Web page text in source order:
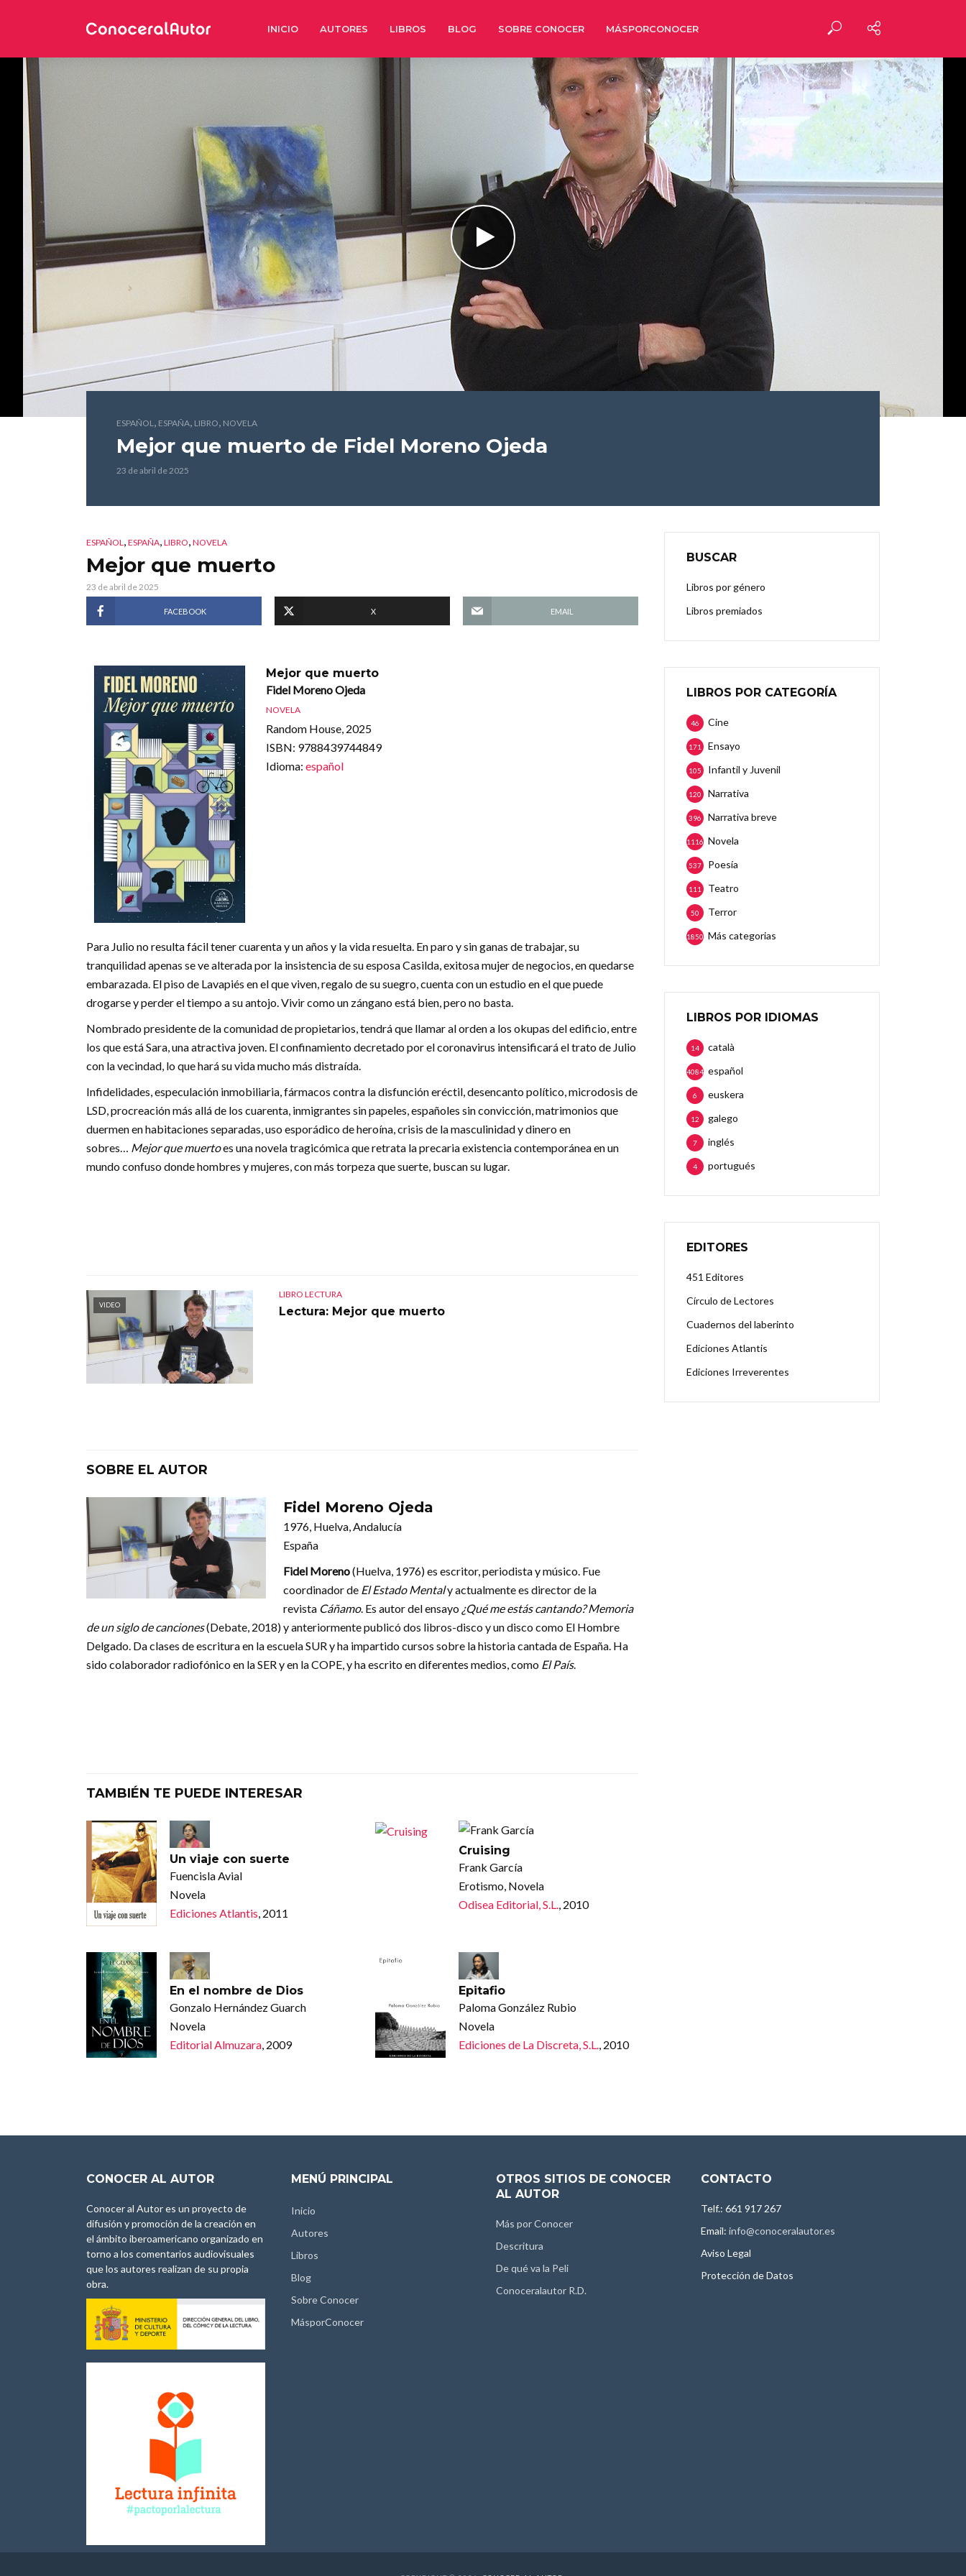
INICIO AUTORES LIBROS BLOG SOBRE CONOCER MÁSPORCONOCER
ESPAÑOL, ESPAÑA, LIBRO, NOVELA
Mejor que muerto de Fidel Moreno Ojeda
23 de abril de 2025
ESPAÑOL, ESPAÑA, LIBRO, NOVELA
Mejor que muerto
23 de abril de 2025
FACEBOOK X EMAIL
Mejor que muerto
Fidel Moreno Ojeda
NOVELA
Random House, 2025
ISBN: 9788439744849
Idioma: español
Para Julio no resulta fácil tener cuarenta y un años y la vida resuelta. En paro y sin ganas de trabajar, su
tranquilidad apenas se ve alterada por la insistencia de su esposa Casilda, exitosa mujer de negocios, en quedarse
embarazada. El piso de Lavapiés en el que viven, regalo de su suegro, cuenta con un estudio en el que puede
drogarse y perder el tiempo a su antojo. Vivir como un zángano está bien, pero no basta.
Nombrado presidente de la comunidad de propietarios, tendrá que llamar al orden a los okupas del edificio, entre
los que está Sara, una atractiva joven. El confinamiento decretado por el coronavirus intensificará el trato de Julio
con la vecindad, lo que hará su vida mucho más distraída.
Infidelidades, especulación inmobiliaria, fármacos contra la disfunción eréctil, desencanto político, microdosis de
LSD, procreación más allá de los cuarenta, inmigrantes sin papeles, españoles sin convicción, matrimonios que
duermen en habitaciones separadas, uso esporádico de heroína, crisis de la masculinidad y dinero en
sobres… Mejor que muertoes una novela tragicómica que retrata la precaria existencia contemporánea en un
mundo confuso donde hombres y mujeres, con más torpeza que suerte, buscan su lugar.
VIDEO
LIBRO LECTURA
Lectura: Mejor que muerto
SOBRE EL AUTOR
Fidel Moreno Ojeda
1976, Huelva, Andalucía
España
Fidel Moreno(Huelva, 1976) es escritor, periodista y músico. Fue
coordinador de El Estado Mentaly actualmente es director de la
revista Cáñamo. Es autor del ensayo ¿Qué me estás cantando? Memoria
de un siglo de canciones(Debate, 2018) y anteriormente publicó dos libros-disco y un disco como El Hombre
Delgado. Da clases de escritura en la escuela SUR y ha impartido cursos sobre la historia cantada de España. Ha
sido colaborador radiofónico en la SER y en la COPE, y ha escrito en diferentes medios, como El País.
TAMBIÉN TE PUEDE INTERESAR
Un viaje con suerte
Fuencisla Avial
Novela
Ediciones Atlantis , 2011
Cruising
Frank García
Erotismo, Novela
Odisea Editorial, S.L., 2010
En el nombre de Dios
Gonzalo Hernández Guarch
Novela
Editorial Almuzara, 2009
Epitafio
Paloma González Rubio
Novela
Ediciones de La Discreta, S.L.
, 2010
BUSCAR
Libros por género
Libros premiados
LIBROS POR CATEGORÍA
Cine
46
Ensayo
171
Infantil y Juvenil
105
Narrativa
120
Narrativa breve
396
Novela
1116
Poesía
537
Teatro
111
Terror
50
Más categorias
1850
LIBROS POR IDIOMAS
català
14
español
4084
euskera
6
galego
12
inglés
7
portugués
4
EDITORES
451 Editores
Círculo de Lectores
Cuadernos del laberinto
Ediciones Atlantis
Ediciones Irreverentes
CONOCER AL AUTOR
Conocer al Autor es un proyecto de
difusión y promoción de la creación en
el ámbito iberoamericano organizado en
torno a los comentarios audiovisuales
que los autores realizan de su propia
obra.
MENÚ PRINCIPAL
Inicio
Autores
Libros
Blog
Sobre Conocer
MásporConocer
OTROS SITIOS DE CONOCER
AL AUTOR
Más por Conocer
Descritura
De qué va la Peli
Conoceralautor R.D.
CONTACTO
Telf.: 661 917 267
Email: info@conoceralautor.es
Aviso Legal
Protección de Datos